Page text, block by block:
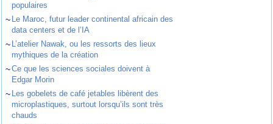
populaires
~ Le Maroc, futur leader continental africain des
data centers et de l’IA
~ L’atelier Nawak, ou les ressorts des lieux
mythiques de la création
~Ce que les sciences sociales doivent à
Edgar Morin
~ Les gobelets de café jetables libèrent des
microplastiques, surtout lorsqu’ils sont très
chauds